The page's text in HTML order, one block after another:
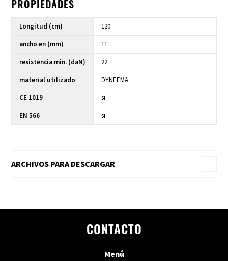
PROPIEDADES
Longitud (cm)
120
ancho en (mm)
11
resistencia mín. (daN)
22
material utilizado
DYNEEMA
CE 1019
si
EN 566
si
ARCHIVOS PARA DESCARGAR
CONTACTO
Menú